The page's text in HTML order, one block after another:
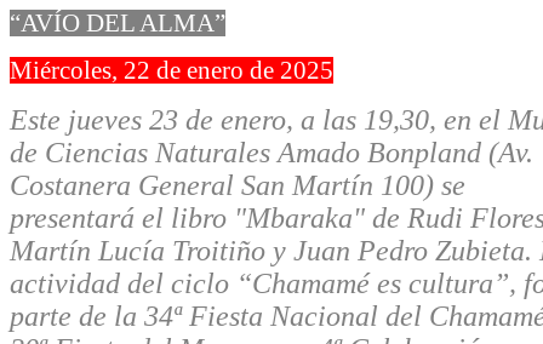
“AVÍO DEL ALMA”
Miércoles, 22 de enero de 2025
Este jueves 23 de enero, a las 19,30, en el
de Ciencias Naturales Amado Bonpland (Av.
Costanera General San Martín 100) se
presentará el libro "Mbaraka" de Rudi
Martín Lucía Troitiño y Juan Pedro Zubieta.
actividad del ciclo “Chamamé es cultura”,
parte de la 34ª Fiesta Nacional del